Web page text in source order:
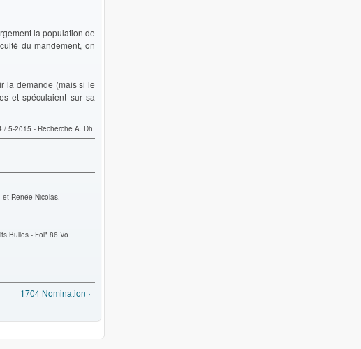
la population de
du mandement, on
la demande (mais si le
et spéculaient sur sa
/ 5-2015 - Recherche A. Dh.
Renée Nicolas.
Bulles - Fol" 86 Vo
1704 Nomination ›